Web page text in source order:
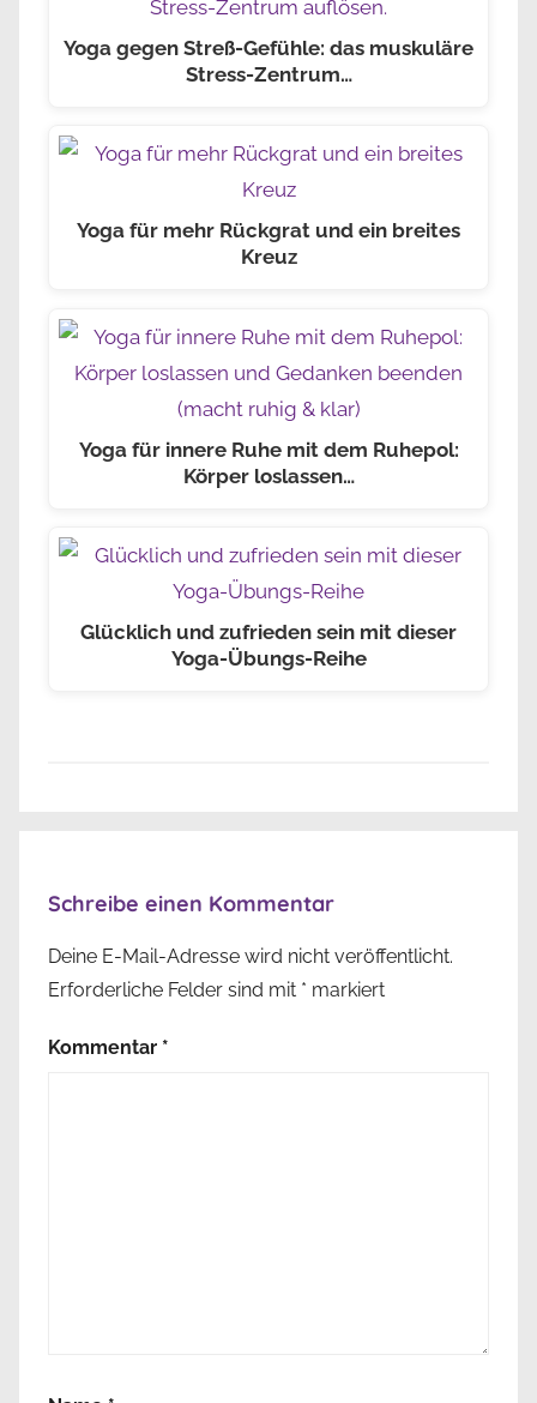
Yoga gegen Streß-Gefühle: das muskuläre
Stress-Zentrum…
Yoga für mehr Rückgrat und ein breites
Kreuz
Yoga für innere Ruhe mit dem Ruhepol:
Körper loslassen…
Glücklich und zufrieden sein mit dieser
Yoga-Übungs-Reihe
Schreibe einen Kommentar
Deine E-Mail-Adresse wird nicht veröffentlicht.
Erforderliche Felder sind mit * markiert
Kommentar *